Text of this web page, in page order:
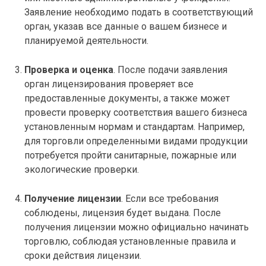
Заявление необходимо подать в соответствующий
орган, указав все данные о вашем бизнесе и
планируемой деятельности.
Проверка и оценка. После подачи заявления
орган лицензирования проверяет все
предоставленные документы, а также может
провести проверку соответствия вашего бизнеса
установленным нормам и стандартам. Например,
для торговли определенными видами продукции
потребуется пройти санитарные, пожарные или
экологические проверки.
Получение лицензии. Если все требования
соблюдены, лицензия будет выдана. После
получения лицензии можно официально начинать
торговлю, соблюдая установленные правила и
сроки действия лицензии.